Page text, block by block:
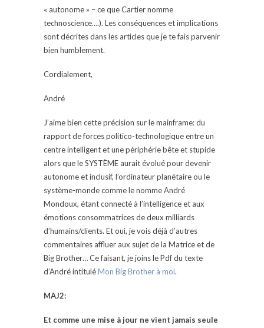
« autonome » – ce que Cartier nomme
technoscience….). Les conséquences et implications
sont décrites dans les articles que je te fais parvenir
bien humblement.
Cordialement,
André
J’aime bien cette précision sur le mainframe: du
rapport de forces politico-technologique entre un
centre intelligent et une périphérie bête et stupide
alors que le SYSTÈME aurait évolué pour devenir
autonome et inclusif, l’ordinateur planétaire ou le
système-monde comme le nomme André
Mondoux, étant connecté à l’intelligence et aux
émotions consommatrices de deux milliards
d’humains/clients. Et oui, je vois déjà d’autres
commentaires affluer aux sujet de la Matrice et de
Big Brother… Ce faisant, je joins le Pdf du texte
d’André intituléMon Big Brother à moi.
MAJ2:
Et comme une mise à jour ne vient jamais seule